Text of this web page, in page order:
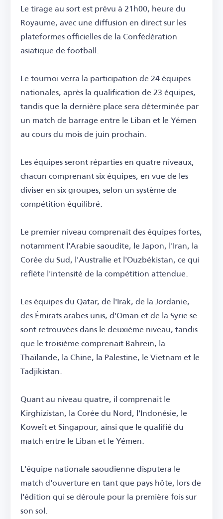
Le tirage au sort est prévu à 21h00, heure du
Royaume, avec une diffusion en direct sur les
plateformes officielles de la Confédération
asiatique de football.
Le tournoi verra la participation de 24 équipes
nationales, après la qualification de 23 équipes,
tandis que la dernière place sera déterminée par
un match de barrage entre le Liban et le Yémen
au cours du mois de juin prochain.
Les équipes seront réparties en quatre niveaux,
chacun comprenant six équipes, en vue de les
diviser en six groupes, selon un système de
compétition équilibré.
Le premier niveau comprenait des équipes fortes,
notamment l'Arabie saoudite, le Japon, l'Iran, la
Corée du Sud, l'Australie et l'Ouzbékistan, ce qui
reflète l'intensité de la compétition attendue.
Les équipes du Qatar, de l'Irak, de la Jordanie,
des Émirats arabes unis, d'Oman et de la Syrie se
sont retrouvées dans le deuxième niveau, tandis
que le troisième comprenait Bahreïn, la
Thaïlande, la Chine, la Palestine, le Vietnam et le
Tadjikistan.
Quant au niveau quatre, il comprenait le
Kirghizistan, la Corée du Nord, l'Indonésie, le
Koweït et Singapour, ainsi que le qualifié du
match entre le Liban et le Yémen.
L'équipe nationale saoudienne disputera le
match d'ouverture en tant que pays hôte, lors de
l'édition qui se déroule pour la première fois sur
son sol.